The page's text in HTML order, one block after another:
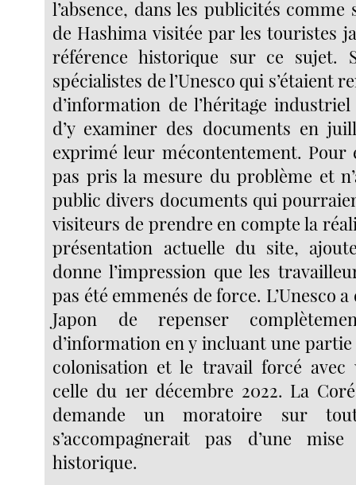
l’absence, dans les publicités
de Hashima visitée par les touristes
référence historique sur ce sujet.
spécialistes de l’Unesco qui s’étaient
d’information de l’héritage
d’y examiner des documents en
exprimé leur mécontentement. Pour
pas pris la mesure du problème et
public divers documents qui
visiteurs de prendre en compte la
présentation actuelle du site,
donne l’impression que les
pas été emmenés de force. L’Unesco
Japon de repenser
d’information en y incluant une
colonisation et le travail forcé avec
celle du 1er décembre 2022. La
demande un moratoire sur
s’accompagnerait pas d’une
historique.